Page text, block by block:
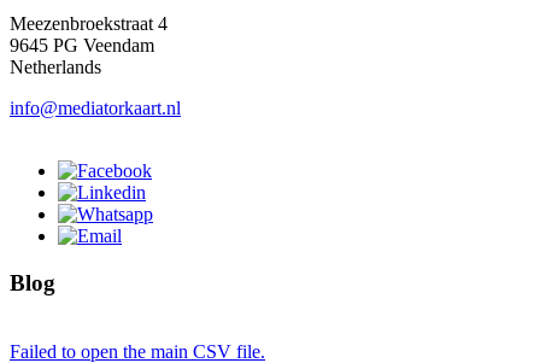
Meezenbroekstraat 4
9645 PG Veendam
Netherlands
info@mediatorkaart.nl
Blog
Failed to open the main CSV file.